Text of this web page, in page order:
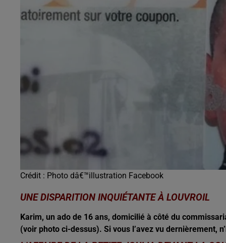
Crédit : Photo dâ€™illustration Facebook
UNE DISPARITION INQUIÉTANTE À LOUVROIL
Karim, un ado de 16 ans, domicilié à côté du
(voir photo ci-dessus). Si vous l’avez vu dernièrement,